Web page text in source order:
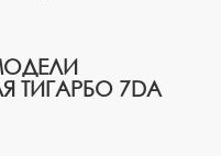
ТИГАРБО 7DA